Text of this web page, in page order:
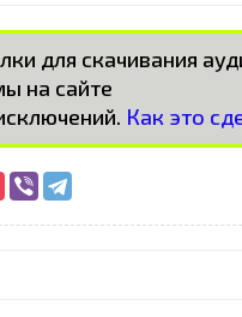
для скачивания
на сайте
Как это